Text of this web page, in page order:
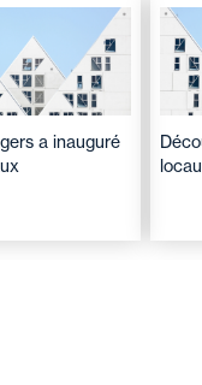
a inauguré